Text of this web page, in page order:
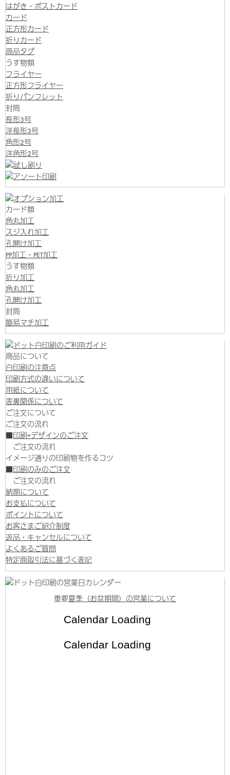
はがき・ポストカード
カード
正方形カード
折りカード
商品タグ
うす物類
フライヤー
正方形フライヤー
折りパンフレット
封筒
長形3号
洋長形3号
角形2号
洋角形2号
カード類
角丸加工
スジ入れ加工
孔開け加工
PP加工・PET加工
うす物類
折り加工
角丸加工
孔開け加工
封筒
簡易マチ加工
商品について
白印刷の注意点
印刷方式の違いについて
用紙について
表裏関係について
ご注文について
ご注文の流れ
■印刷+デザインのご注文
ご注文の流れ
イメージ通りの印刷物を作るコツ
■印刷のみのご注文
ご注文の流れ
納期について
お支払について
ポイントについて
お客さまご紹介制度
返品・キャンセルについて
よくあるご質問
特定商取引法に基づく表記
重要夏季（お盆期間）の営業について